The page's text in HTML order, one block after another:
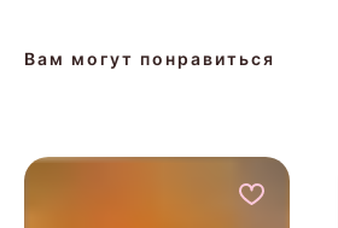
Вам могут понравиться